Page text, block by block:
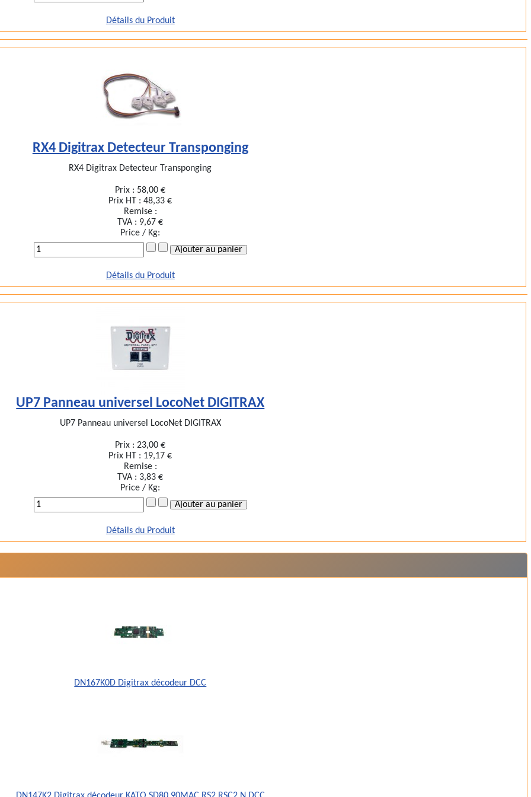
Détails du Produit
RX4 Digitrax Detecteur Transponging
RX4 Digitrax Detecteur Transponging
Prix : 58,00 €
Prix HT :48,33 €
Remise :
TVA : 9,67 €
Price / Kg:
Détails du Produit
UP7 Panneau universel LocoNet DIGITRAX
UP7 Panneau universel LocoNet DIGITRAX
Prix :23,00 €
Prix HT : 19,17 €
Remise :
TVA : 3,83 €
Price / Kg:
Détails du Produit
DN167K0D Digitrax décodeur DCC